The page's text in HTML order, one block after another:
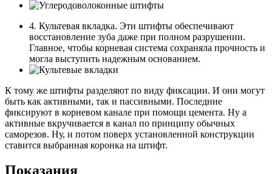
4. Культевая вкладка. Эти штифты обеспечивают
восстановление зуба даже при полном разрушении.
Главное, чтобы корневая система сохраняла прочность и
могла выступить надежным основанием.
К тому же штифты разделяют по виду фиксации. И они могут
быть как активными, так и пассивными. Последние
фиксируют в корневом канале при помощи цемента. Ну а
активные вкручивается в канал по принципу обычных
саморезов. Ну, и потом поверх установленной конструкции
ставится выбранная коронка на штифт.
Показания